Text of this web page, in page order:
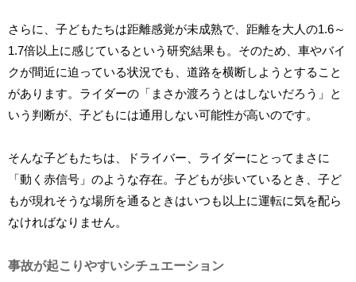
さらに、子どもたちは距離感覚が未成熟で、距離を大人の1.6～
1.7倍以上に感じているという研究結果も。そのため、車やバイ
クが間近に迫っている状況でも、道路を横断しようとすること
があります。ライダーの「まさか渡ろうとはしないだろう」と
いう判断が、子どもには通用しない可能性が高いのです。
そんな子どもたちは、ドライバー、ライダーにとってまさに
「動く赤信号」のような存在。子どもが歩いているとき、子ど
もが現れそうな場所を通るときはいつも以上に運転に気を配ら
なければなりません。
事故が起こりやすいシチュエーション